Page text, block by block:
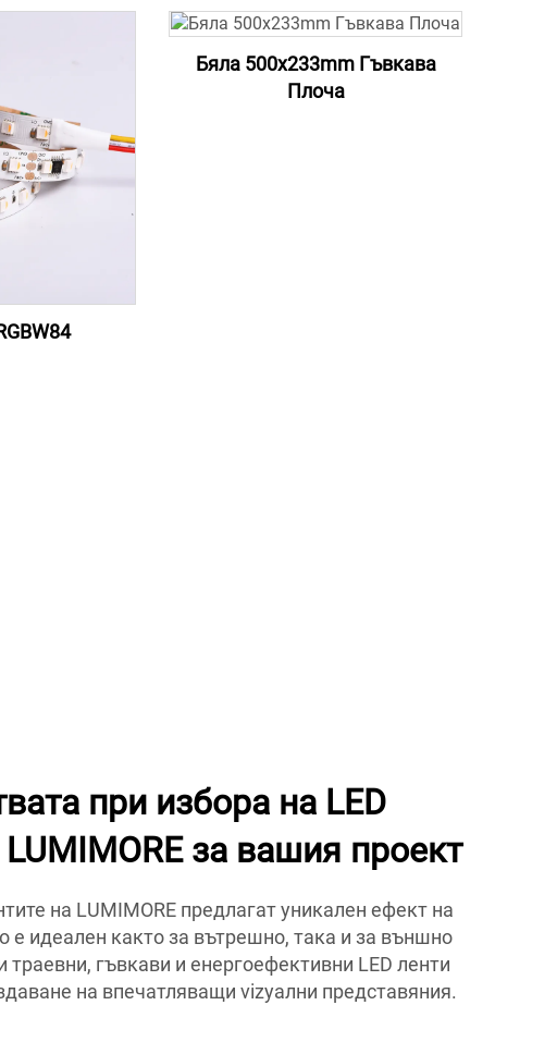
Бяла 500x233mm Гъвкава
Плоча
при избора на LED
за вашия проект
на LUMIMORE предлагат уникален ефект на
е идеален както за вътрешно, така и за външно
траевни, гъвкави и енергоефективни LED ленти
на впечатляващи vizуални представяния.